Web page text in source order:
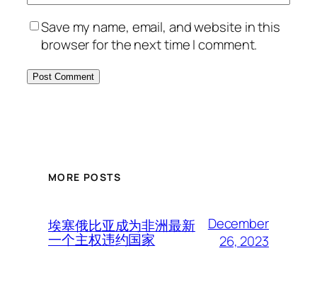
Save my name, email, and website in this
browser for the next time I comment.
MORE POSTS
埃塞俄比亚成为非洲最新
一个主权违约国家
December
26, 2023